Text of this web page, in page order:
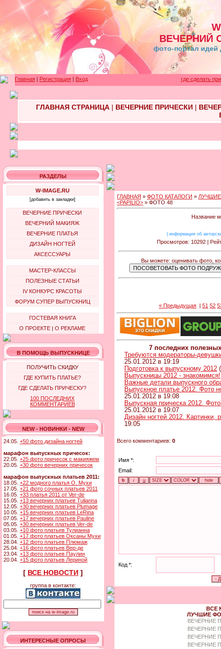
ВЕЧЕРНИЙ
фото-портал идей
Главная | Регистрация | Вход где сделать
ГЛАВНАЯ СТРАНИЦА| ВЕЧЕРНИЕ ПРИЧЕСКИ|
РАЗДЕЛЫ
W-IMAGE.RU
[добавить в закладки]
ВЕЧЕРНИЕ ПРИЧЕСКИ
ВЕЧЕРНИЙ МАКИЯЖ
ВЕЧЕРНИЕ ПЛАТЬЯ
ДИЗАЙН НОГТЕЙ
АКСЕССУАРЫ
МАСТЕР-КЛАССЫ
ПОЛЕЗНЫЕ СТАТЬИ
IV КОНКУРС КРАСОТЫ
ФОРУМ СУПЕР ВЫПУСКНИЦ
ГОСТЕВАЯ КНИГА
О ПРОЕКТЕ | О РЕКЛАМЕ
В ПОМОЩЬ ВЫПУСКНИЦЕ
ПОЛУЧИТЬ СКИДКУ
ГДЕ КУПИТЬ ПЛАТЬЕ?
ГДЕ СДЕЛАТЬ ПРИЧЕСКУ?
100 ПОСЛЕДНИХ
КОММЕНТАРИЕВ
NEW - НОВИНКИ - NEW
24.05. +50 фото дизайна ногтей
марафон выпускных причесок:
22.05. +25 фото причесок с макияжем
20.05. +30 фото вечерних причесок
марафон выпускных платьев 2011:
18.05. +22 модного платья О. Мухи
17.05. +21 фото сочных платьев 2011
16.05. +33 платья 2011 от Ver-de
15.05. +13 вечерних платьев Tulianna
12.05. +30 вечерних платьев Plumage
10.05. +15 вечерних платьев LeRina
07.05. +17 вечерних платьев Pauline
05.05. +30 вечерних платьев Ver-de
03.05. +10 фото платьев Тулианна
01.05. +17 фото платьев Оксаны Мухи
28.04. +12 фото платьев Плюмаж
25.04. +16 фото платьев Вер-де
23.04. +13 фото платьев Паулин
20.04. +15 фото платьев Лериной
[ ВСЕ НОВОСТИ ]
группа в контакте:
ИНТЕРЕСНЫЕ ОПРОСЫ
ГЛАВНАЯ » ФОТО КАТАЛОГИ »
<PAPILIO> » ФОТО 48
Название
информация об
Просмотров: 10292 |
Вы можете: оценивать фото,
« Предыдущая | 51 52
7 последних
Требуются модераторы-
25.01.2012 в 19:19
Подготовка к выпускному 2012
Выпускницы 2012 - знакомимся!
Важные детали выпускного
Выпускное платье 2012. Фото
25.01.2012 в 19:08
Выпускная прическа 2012.
25.01.2012 в 19:07
Дизайн ногтей 2012. Картинки,
19:05
Всего комментариев: 0
Имя *:
Email:
Код *:
ВСЕ
ЛУЧШИЕ
ВЕЧЕРНИЕ
ВЕЧЕРНИЕ
ВЕЧЕРНИЕ
ВЕЧЕРНИЕ